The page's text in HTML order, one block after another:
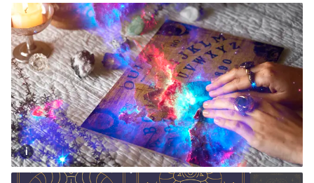
Seberozvoj
Všechny kategorie
Životní styl
ZÁBAVA
Všechny kategorie
Testy a kvízy
BYDLENÍ
Všechny kategorie
Tvoření
Rady a tipy
BurdaMedia
Extra
SVĚT ŽENY - 599 KČ
ROČNÍ PŘEDPLATNÉ SVĚT ŽENY +
SADA PRODUKTŮ MANA (10 ks)